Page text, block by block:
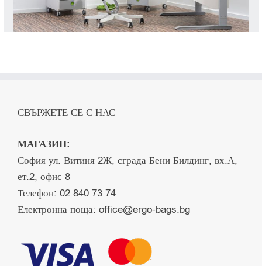
СВЪРЖЕТЕ СЕ С НАС
МАГАЗИН:
София ул. Витиня 2Ж, сграда Бени Билдинг, вх.А,
ет.2, офис 8
Телефон: 02 840 73 74
Електронна поща: office@ergo-bags.bg